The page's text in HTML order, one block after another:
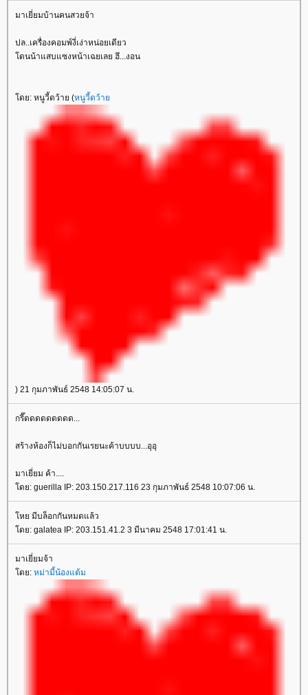
มาเยี่ยมบ้านคนสวยจ้า
ปล..เครื่องคอมพ์งี่เง่าหน่อยเดียว
ดนน้าแสบแซงหน้าเฉยเลย ฮึ...งอน
ดย: หนูวี้ดว้าย (หนูวี้ดว้า
) 21 กุมภาพันธ์ 2548 14:05:07 น.
กรี๊ดดดดดดดดด...
สร้างห้องก็ไม่บอกกันเรยนะค้าบบบบ...อุอุ
มาเยี่ยม ค้า....
ดย: guerilla IP: 203.150.217.116 23 กุมภาพันธ์ 2548 10:07:06 น.
หย มีบล็อกกันหมดแล้ว
ดย: galatea IP: 203.151.41.2 3 มีนาคม 2548 17:01:41 น.
มาเยี่ยมจ้า
ดย: หม่ามี้น้องแต้ม